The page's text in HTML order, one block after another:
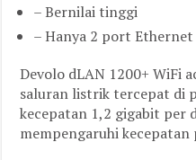
– Bernilai tinggi
– Hanya 2 port Ethernet
Devolo dLAN 1200+ WiFi
saluran listrik tercepat di
kecepatan 1,2 gigabit per
mempengaruhi kecepatan